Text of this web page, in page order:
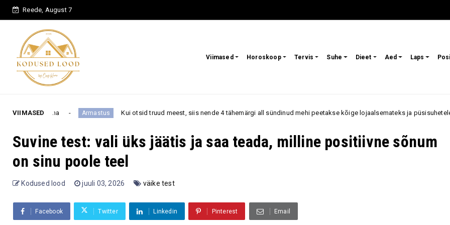
Reede, August 7
Viimased Horoskoop Tervis Suhe Dieet Aed Laps
VIIMASED
Armastus Kui otsid truud meest, siis nende 4 tähemärgi all sündinud mehi peetakse kõige lojaalsemateks ja püsisuhetele orienteeritumateks
Suvine test: vali üks jäätis ja saa teada, milline positiivne sõnum
on sinu poole teel
Kodused lood juuli 03, 2026 väike test
Facebook Twitter Linkedin Pinterest Email